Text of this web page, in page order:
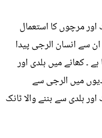
مرچوں کا استعمال
سے انسان الرجی پیدا
۔ کھانے میں ہلدی اور
میں الرجی سے
ہلدی سے بننے والا ٹانک